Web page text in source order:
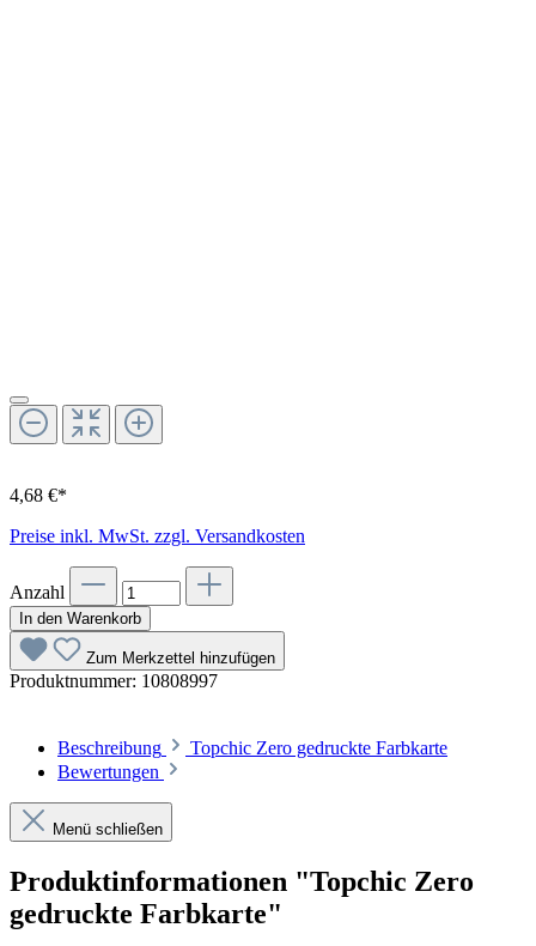
4,68 €*
Preise inkl. MwSt. zzgl. Versandkosten
Anzahl
In den Warenkorb
Zum Merkzettel hinzufügen
Produktnummer: 10808997
Beschreibung
Topchic Zero gedruckte Farbkarte
Bewertungen
Menü schließen
Produktinformationen "Topchic Zero
gedruckte Farbkarte"